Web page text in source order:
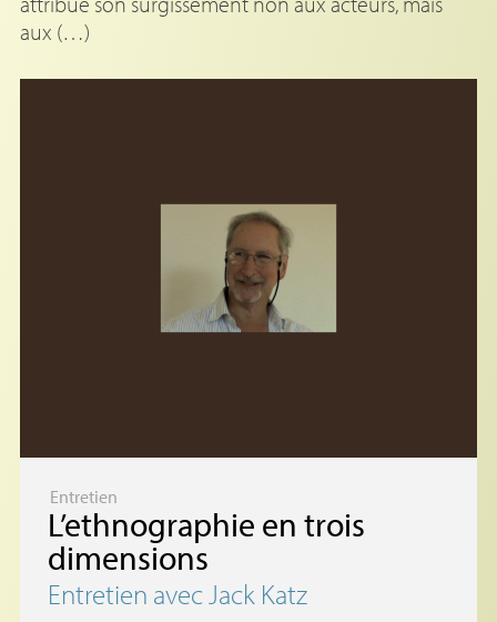
aux (…)
Entretien
L’ethnographie en trois
dimensions
Entretien avec Jack Katz